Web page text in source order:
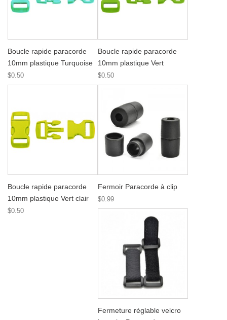
Boucle rapide paracorde
10mm plastique Turquoise
$0.50
Boucle rapide paracorde
10mm plastique Vert
$0.50
Boucle rapide paracorde
10mm plastique Vert clair
$0.50
Fermoir Paracorde à clip
$0.99
Fermeture réglable velcro